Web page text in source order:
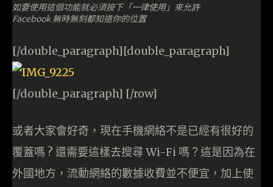
如要使用這個功能就必須按下「一律使用」來允許
Facebook 無時無刻都知道你的位置
[/double_paragraph][double_paragraph]
[/double_paragraph] [/row]
或者大家會好奇，現在手機網絡不是已經有很好的
覆蓋嗎 ? 還需要這樣去搜尋 Wi-Fi 嗎？這是因為在
外國地方，流動網絡的數據收費並不便宜，加上使